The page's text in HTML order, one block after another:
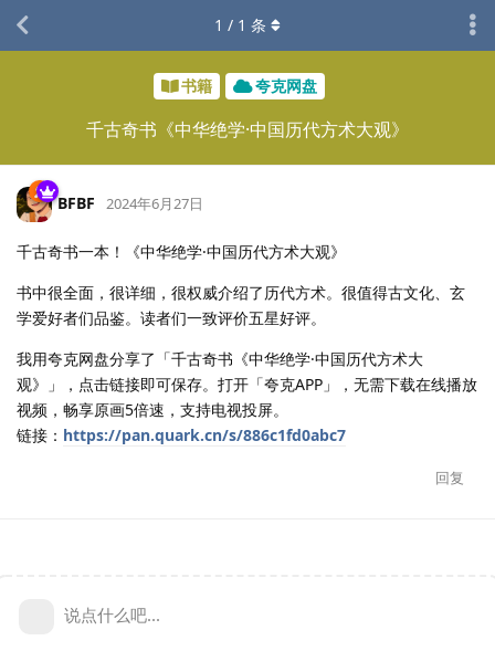
书籍 夸克网盘
千古奇书《中华绝学·中国历代方术大观》
1 / 1 条
BFBF 2024年6月27日
千古奇书一本！《中华绝学·中国历代方术大观》
书中很全面，很详细，很权威介绍了历代方术。很值得古文化、玄
学爱好者们品鉴。读者们一致评价五星好评。
我用夸克网盘分享了「千古奇书《中华绝学·中国历代方术大
观》」，点击链接即可保存。打开「夸克APP」，无需下载在线播放
视频，畅享原画5倍速，支持电视投屏。
链接： https://pan.quark.cn/s/886c1fd0abc7
回复
说点什么吧...